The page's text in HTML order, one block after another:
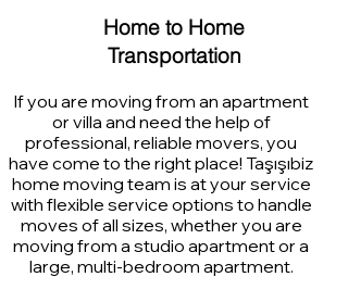
Home to Home
Transportation
If you are moving from an apartment
or villa and need the help of
professional, reliable movers, you
have come to the right place! Taşışıbiz
home moving team is at your service
with flexible service options to handle
moves of all sizes, whether you are
moving from a studio apartment or a
large, multi-bedroom apartment.